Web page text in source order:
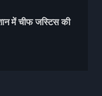
में चीफ जस्टिस की